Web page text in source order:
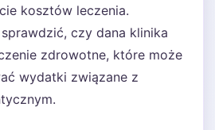
kosztów leczenia.
czy dana klinika
zdrowotne, które może
wydatki związane z